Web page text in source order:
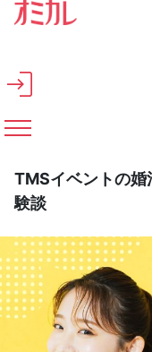
メインコンテンツへスキッ
TMSイベントの婚
験談